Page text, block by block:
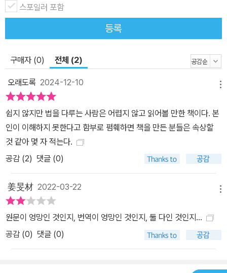
이 법을 만드는가’라는 질문을 대조시키며 ‘현행법의 내용을 어떻게
규정하는가’로까지 논의를 전개시킨다. 그러면서 수많은 법학자의 논
의를 검토하는데, 하트를 중심으로 한 실증주의와 드워킨을 중심으로
한 비실증주의자 사이의 논쟁들이 주요하게 다뤄진다. 이 두 진영 사
이에서 저자는 자신의 수정주의적 입장을 밝히며 실천적 대응을 제시
한다. 자유와 민주주의의 다양한 가치, 경제 정의와 전반적인 복지를
달성하는 데 있어 제도의 의의가 존재한다면, 법은 도덕적 책무의 여
부를 떠나서 준수하는 것이 다른 어떤 대안보다 우월한 가치를 지닌
다고 저자는 말한다. 여기서 특히 중요한 주체는 정부 공무원들이다.
고위 공무원들에게는 일반적으로 법을 준수해야 할 강력한 도덕적 이
유가 있음을 여러 차례 강조하면서 국제법에 있어 강대국들의 법 준
법철학 이론을 소개하고 각각 법 이론의 특성과 한계를 제시하면서,
법의 근본 문제로까지 나아가 다른 어떤 법철학 저서보다 더 긴장되
점과 잘 정리된 형태의 논의를 얻을 수 있을 것이다. 법이 도덕적일 필
요가 있을까 1장을 서두로 하여 이 책은 다음과 같이 펼쳐진다. 2장
“도덕 그리고 법의 근거들”에서는 ‘법의 근거’에 관한 논의를 전개하
스포일러 포함
등록
구매자 (0) 전체 (2)
오래도록 2024-12-10
쉽지 않지만 법을 다루는 사람은 어렵지 않고 읽어볼 만한 책이다. 본
인이 이해하지 못한다고 함부로 폄훼하면 책을 만든 분들은 속상할
것 같아 몇 자 적는다.
공감 (2) 댓글 (0)
姜旻材 2022-03-22
원문이 엉망인 것인지, 번역이 엉망인 것인지, 둘 다인 것인지...
공감 (0) 댓글 (0)